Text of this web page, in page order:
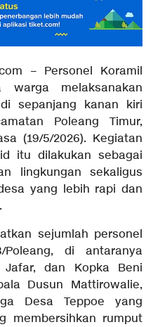
– Personel Koramil
warga melaksanakan
sepanjang kanan kiri
Poleang Timur,
(19/5/2026). Kegiatan
itu dilakukan sebagai
lingkungan sekaligus
yang lebih rapi dan
sejumlah personel
Poleang, di antaranya
dan Kopka Beni
Dusun Mattirowalie,
Desa Teppoe yang
membersihkan rumput